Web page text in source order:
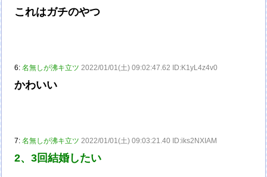
これはガチのやつ
6:名無しが沸キ立ツ 2022/01/01(土) 09:02:47.62 ID:K1yL4z4v0
かわいい
7:名無しが沸キ立ツ 2022/01/01(土) 09:03:21.40 ID:iks2NXIAM
2、3回結婚したい